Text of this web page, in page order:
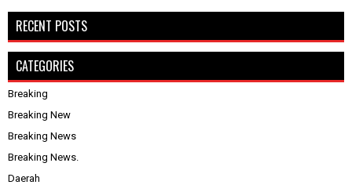
RECENT POSTS
CATEGORIES
Breaking
Breaking New
Breaking News
Breaking News.
Daerah